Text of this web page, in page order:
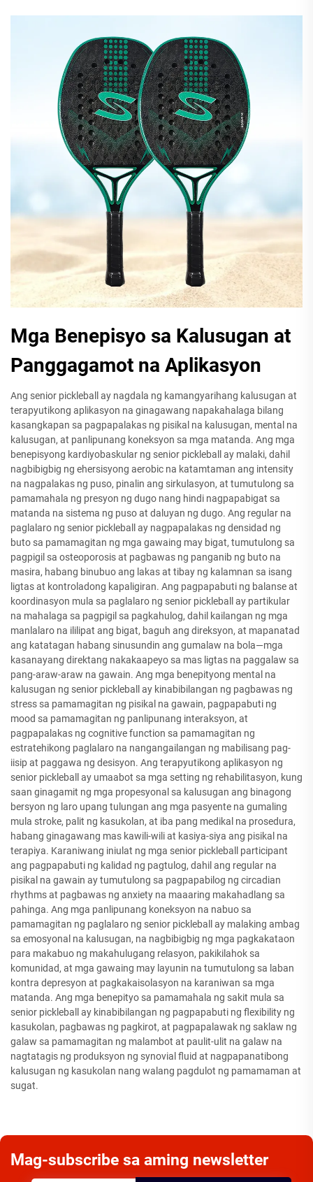
Mga Benepisyo sa Kalusugan at
Panggagamot na Aplikasyon
Ang senior pickleball ay nagdala ng kamangyarihang kalusugan at
terapyutikong aplikasyon na ginagawang napakahalaga bilang
kasangkapan sa pagpapalakas ng pisikal na kalusugan, mental na
kalusugan, at panlipunang koneksyon sa mga matanda. Ang mga
benepisyong kardiyobaskular ng senior pickleball ay malaki, dahil
nagbibigbig ng ehersisyong aerobic na katamtaman ang intensity
na nagpalakas ng puso, pinalin ang sirkulasyon, at tumutulong sa
pamamahala ng presyon ng dugo nang hindi nagpapabigat sa
matanda na sistema ng puso at daluyan ng dugo. Ang regular na
paglalaro ng senior pickleball ay nagpapalakas ng densidad ng
buto sa pamamagitan ng mga gawaing may bigat, tumutulong sa
pagpigil sa osteoporosis at pagbawas ng panganib ng buto na
masira, habang binubuo ang lakas at tibay ng kalamnan sa isang
ligtas at kontroladong kapaligiran. Ang pagpapabuti ng balanse at
koordinasyon mula sa paglalaro ng senior pickleball ay partikular
na mahalaga sa pagpigil sa pagkahulog, dahil kailangan ng mga
manlalaro na ililipat ang bigat, baguh ang direksyon, at mapanatad
ang katatagan habang sinusundin ang gumalaw na bola—mga
kasanayang direktang nakakaapeyo sa mas ligtas na paggalaw sa
pang-araw-araw na gawain. Ang mga benepityong mental na
kalusugan ng senior pickleball ay kinabibilangan ng pagbawas ng
stress sa pamamagitan ng pisikal na gawain, pagpapabuti ng
mood sa pamamagitan ng panlipunang interaksyon, at
pagpapalakas ng cognitive function sa pamamagitan ng
estratehikong paglalaro na nangangailangan ng mabilisang pag-
iisip at paggawa ng desisyon. Ang terapyutikong aplikasyon ng
senior pickleball ay umaabot sa mga setting ng rehabilitasyon, kung
saan ginagamit ng mga propesyonal sa kalusugan ang binagong
bersyon ng laro upang tulungan ang mga pasyente na gumaling
mula stroke, palit ng kasukolan, at iba pang medikal na prosedura,
habang ginagawang mas kawili-wili at kasiya-siya ang pisikal na
terapiya. Karaniwang iniulat ng mga senior pickleball participant
ang pagpapabuti ng kalidad ng pagtulog, dahil ang regular na
pisikal na gawain ay tumutulong sa pagpapabilog ng circadian
rhythms at pagbawas ng anxiety na maaaring makahadlang sa
pahinga. Ang mga panlipunang koneksyon na nabuo sa
pamamagitan ng paglalaro ng senior pickleball ay malaking ambag
sa emosyonal na kalusugan, na nagbibigbig ng mga pagkakataon
para makabuo ng makahulugang relasyon, pakikilahok sa
komunidad, at mga gawaing may layunin na tumutulong sa laban
kontra depresyon at pagkakaisolasyon na karaniwan sa mga
matanda. Ang mga benepityo sa pamamahala ng sakit mula sa
senior pickleball ay kinabibilangan ng pagpapabuti ng flexibility ng
kasukolan, pagbawas ng pagkirot, at pagpapalawak ng saklaw ng
galaw sa pamamagitan ng malambot at paulit-ulit na galaw na
nagtatagis ng produksyon ng synovial fluid at nagpapanatibong
kalusugan ng kasukolan nang walang pagdulot ng pamamaman at
sugat.
Mag-subscribe sa aming newsletter